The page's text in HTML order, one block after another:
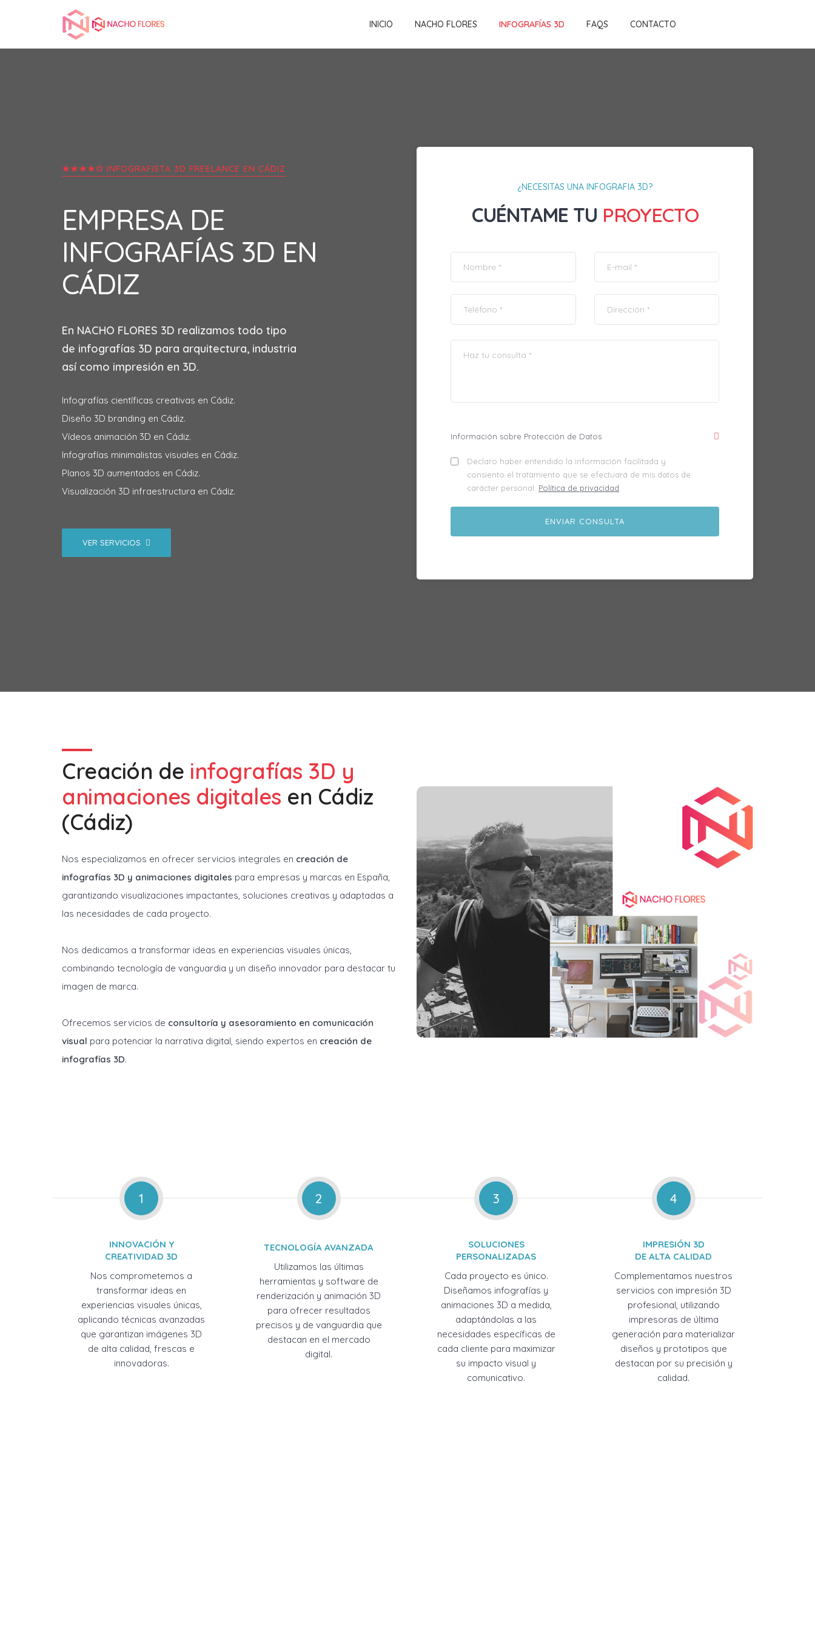
INICIO NACHO FLORES INFOGRAFÍAS 3D FAQS CONTACTO
★★★★✩ INFOGRAFISTA 3D FREELANCE EN CÁDIZ
EMPRESA DE
INFOGRAFÍAS 3D EN
CÁDIZ
En NACHO FLORES 3D realizamos todo tipo
de infografías 3D para arquitectura, industria
así como impresión en 3D.
Infografías científicas creativas en Cádiz.
Diseño 3D branding en Cádiz.
Vídeos animación 3D en Cádiz.
Infografías minimalistas visuales en Cádiz.
Planos 3D aumentados en Cádiz.
Visualización 3D infraestructura en Cádiz.
VER SERVICIOS
¿NECESITAS UNA INFOGRAFIA 3D?
CUÉNTAME TU PROYECTO
Información sobre Protección de Datos
Declaro haber entendido la información facilitada y
consiento el tratamiento que se efectuará de mis datos de
carácter personal. Política de privacidad
Creación de infografías 3D y
animaciones digitales en Cádiz
(Cádiz)
Nos especializamos en ofrecer servicios integrales en creación de
infografías 3D y animaciones digitales para empresas y marcas en España,
garantizando visualizaciones impactantes, soluciones creativas y adaptadas a
las necesidades de cada proyecto.
Nos dedicamos a transformar ideas en experiencias visuales únicas,
combinando tecnología de vanguardia y un diseño innovador para destacar tu
imagen de marca.
Ofrecemos servicios de consultoría y asesoramiento en comunicación
visual para potenciar la narrativa digital, siendo expertos en creación de
infografías 3D.
1
INNOVACIÓN Y
CREATIVIDAD 3D
Nos comprometemos a
transformar ideas en
experiencias visuales únicas,
aplicando técnicas avanzadas
que garantizan imágenes 3D
de alta calidad, frescas e
innovadoras.
2
TECNOLOGÍA AVANZADA
Utilizamos las últimas
herramientas y software de
renderización y animación 3D
para ofrecer resultados
precisos y de vanguardia que
destacan en el mercado
digital.
3
SOLUCIONES
PERSONALIZADAS
Cada proyecto es único.
Diseñamos infografías y
animaciones 3D a medida,
adaptándolas a las
necesidades específicas de
cada cliente para maximizar
su impacto visual y
comunicativo.
4
IMPRESIÓN 3D
DE ALTA CALIDAD
Complementamos nuestros
servicios con impresión 3D
profesional, utilizando
impresoras de última
generación para materializar
diseños y prototipos que
destacan por su precisión y
calidad.